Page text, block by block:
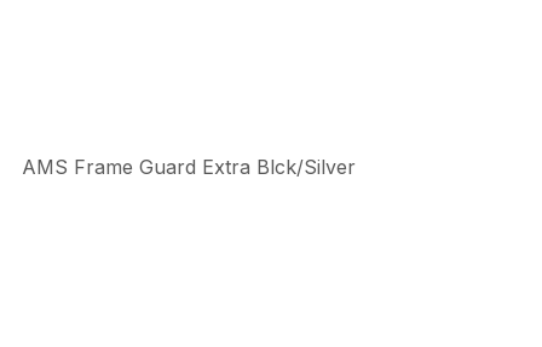
AMS Frame Guard Extra Blck/Silver